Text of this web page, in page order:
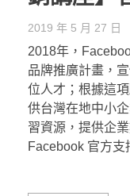
2019 年 5 月 27 日
2018年，
品牌推廣計畫，
位人才；根據這
供台灣在地中小
習資源，提供企
Facebook 官方支